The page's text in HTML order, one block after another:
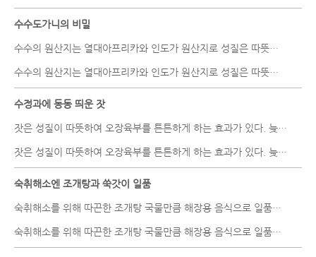
수수도가니의 비밀
수수의 원산지는 열대아프리카와 인도가 원산지로 성질은 따뜻하다. 점..
수수의 원산지는 열대아프리카와 인도가 원산지로 성질은 따뜻하다. 점..
수정과에 동동 띄운 잣
잣은 성질이 따뜻하여 오장육부를 튼튼하게 하는 효과가 있다. 늦가을..
잣은 성질이 따뜻하여 오장육부를 튼튼하게 하는 효과가 있다. 늦가을..
숙취해소엔 조개탕과 쑥갓이 일품
숙취해소를 위해 따끈한 조개탕 국물만큼 해장용 음식으로 일품인 것도..
숙취해소를 위해 따끈한 조개탕 국물만큼 해장용 음식으로 일품인 것도..